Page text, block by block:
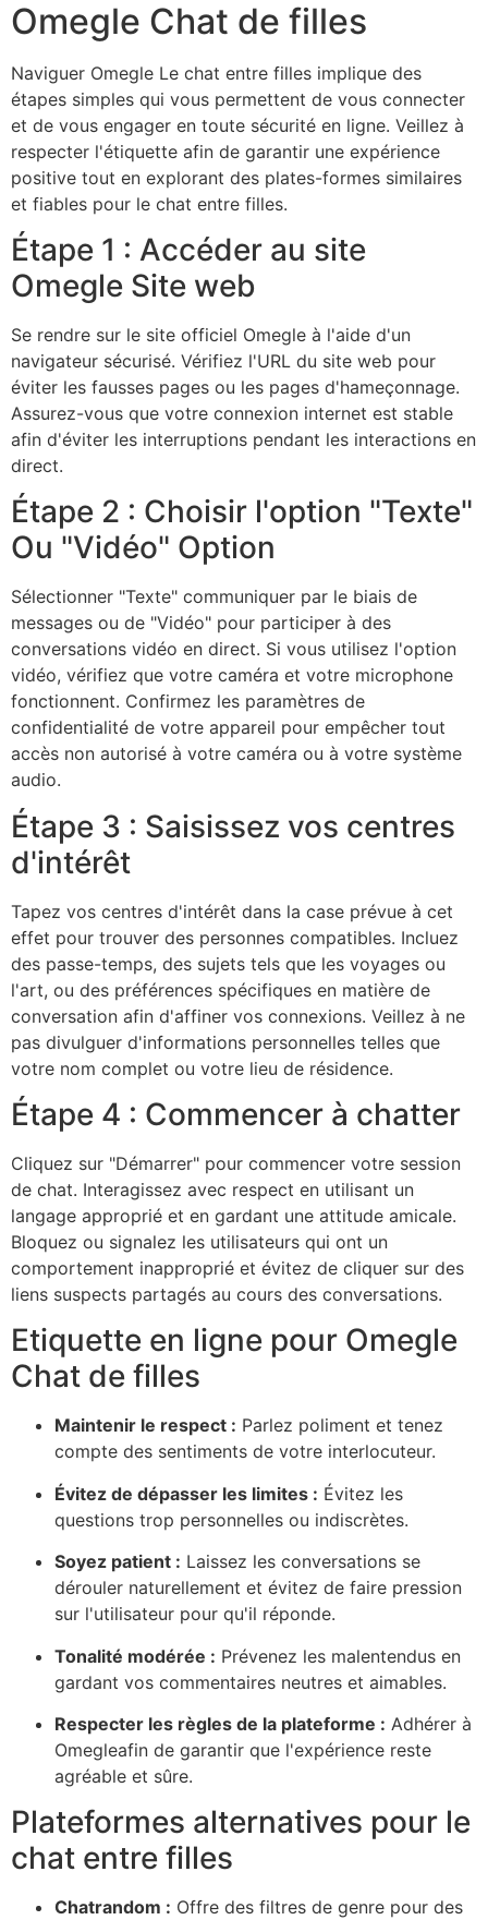
Omegle Chat de filles
Naviguer Omegle Le chat entre filles implique des
étapes simples qui vous permettent de vous connecter
et de vous engager en toute sécurité en ligne. Veillez à
respecter l'étiquette afin de garantir une expérience
positive tout en explorant des plates-formes similaires
et fiables pour le chat entre filles.
Étape 1 : Accéder au site
Omegle Site web
Se rendre sur le site officiel Omegle à l'aide d'un
navigateur sécurisé. Vérifiez l'URL du site web pour
éviter les fausses pages ou les pages d'hameçonnage.
Assurez-vous que votre connexion internet est stable
afin d'éviter les interruptions pendant les interactions en
direct.
Étape 2 : Choisir l'option "Texte"
Ou "Vidéo" Option
Sélectionner "Texte" communiquer par le biais de
messages ou de "Vidéo" pour participer à des
conversations vidéo en direct. Si vous utilisez l'option
vidéo, vérifiez que votre caméra et votre microphone
fonctionnent. Confirmez les paramètres de
confidentialité de votre appareil pour empêcher tout
accès non autorisé à votre caméra ou à votre système
audio.
Étape 3 : Saisissez vos centres
d'intérêt
Tapez vos centres d'intérêt dans la case prévue à cet
effet pour trouver des personnes compatibles. Incluez
des passe-temps, des sujets tels que les voyages ou
l'art, ou des préférences spécifiques en matière de
conversation afin d'affiner vos connexions. Veillez à ne
pas divulguer d'informations personnelles telles que
votre nom complet ou votre lieu de résidence.
Étape 4 : Commencer à chatter
Cliquez sur "Démarrer" pour commencer votre session
de chat. Interagissez avec respect en utilisant un
langage approprié et en gardant une attitude amicale.
Bloquez ou signalez les utilisateurs qui ont un
comportement inapproprié et évitez de cliquer sur des
liens suspects partagés au cours des conversations.
Etiquette en ligne pour Omegle
Chat de filles
Maintenir le respect : Parlez poliment et tenez
compte des sentiments de votre interlocuteur.
Évitez de dépasser les limites : Évitez les
questions trop personnelles ou indiscrètes.
Soyez patient : Laissez les conversations se
dérouler naturellement et évitez de faire pression
sur l'utilisateur pour qu'il réponde.
Tonalité modérée : Prévenez les malentendus en
gardant vos commentaires neutres et aimables.
Respecter les règles de la plateforme : Adhérer à
Omegleafin de garantir que l'expérience reste
agréable et sûre.
Plateformes alternatives pour le
chat entre filles
Chatrandom : Offre des filtres de genre pour des